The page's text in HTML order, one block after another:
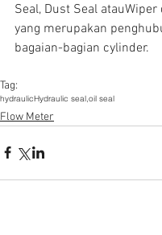
Seal, Dust Seal atauWiper
yang merupakan
bagaian-bagian cylinder.
Tag:
hydraulicHydraulic seal,oil seal
Flow Meter